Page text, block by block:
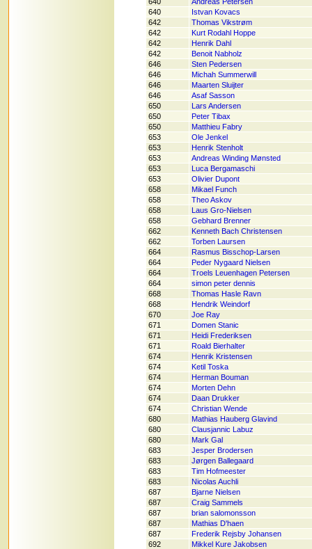
640
Istvan Kovacs
642
Thomas Vikstrøm
642
Kurt Rodahl Hoppe
642
Henrik Dahl
642
Benoit Nabholz
646
Sten Pedersen
646
Michah Summerwill
646
Maarten Sluijter
646
Asaf Sasson
650
Lars Andersen
650
Peter Tibax
650
Matthieu Fabry
653
Ole Jenkel
653
Henrik Stenholt
653
Andreas Winding Mønsted
653
Luca Bergamaschi
653
Olivier Dupont
658
Mikael Funch
658
Theo Askov
658
Laus Gro-Nielsen
658
Gebhard Brenner
662
Kenneth Bach Christensen
662
Torben Laursen
664
Rasmus Bisschop-Larsen
664
Peder Nygaard Nielsen
664
Troels Leuenhagen Petersen
664
simon peter dennis
668
Thomas Hasle Ravn
668
Hendrik Weindorf
670
Joe Ray
671
Domen Stanic
671
Heidi Frederiksen
671
Roald Bierhalter
674
Henrik Kristensen
674
Ketil Toska
674
Herman Bouman
674
Morten Dehn
674
Daan Drukker
674
Christian Wende
680
Mathias Hauberg Glavind
680
Clausjannic Labuz
680
Mark Gal
683
Jesper Brodersen
683
Jørgen Ballegaard
683
Tim Hofmeester
683
Nicolas Auchli
687
Bjarne Nielsen
687
Craig Sammels
687
brian salomonsson
687
Mathias D'haen
687
Frederik Rejsby Johansen
692
Mikkel Kure Jakobsen